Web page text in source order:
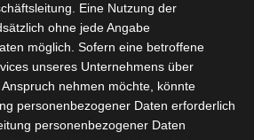
die Politik
Eine Nutzung der
ohne jede Angabe
möglich. Sofern eine betroffene
unseres Unternehmens über
nehmen möchte, könnte
personenbezogener Daten erforderlich
personenbezogener Daten